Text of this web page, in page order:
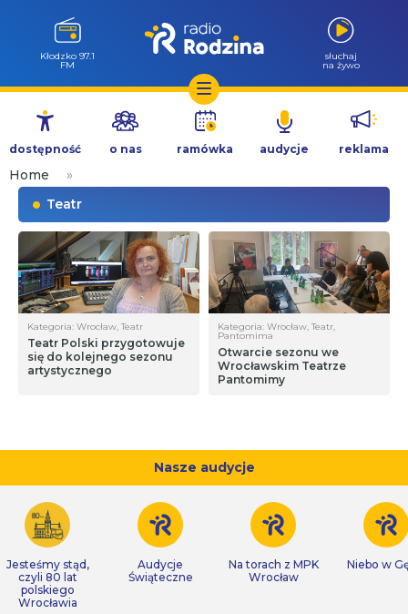
Przejdź
treści
Kłodzko 97.1
FM
słuchaj
na żywo
dostępność o nas ramówka audycje reklama
Home
»
Teatr
Kategoria: Wrocław, Teatr
Teatr Polski przygotowuje
się do kolejnego sezonu
artystycznego
Kategoria: Wrocław, Teatr,
Pantomima
Otwarcie sezonu we
Wrocławskim Teatrze
Pantomimy
Nasze audycje
Jesteśmy stąd,
czyli 80 lat
polskiego
Wrocławia
Audycje
Świąteczne
Na torach z MPK
Wrocław
Niebo w